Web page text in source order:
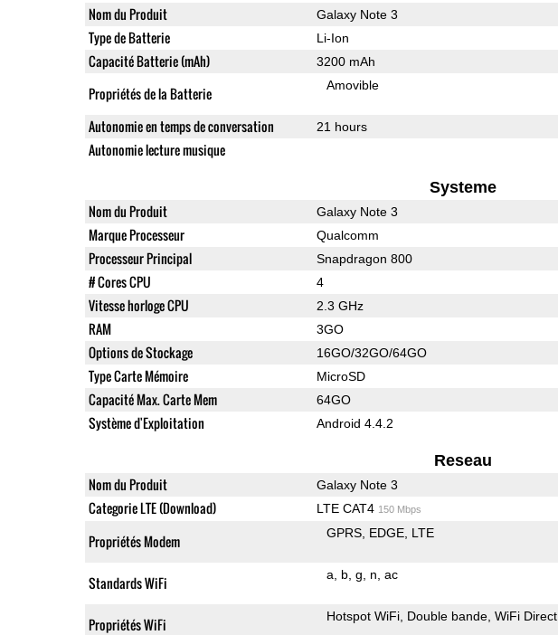
Nom du Produit Galaxy Note 3
Type de Batterie Li-Ion
Capacité Batterie (mAh) 3200 mAh
Propriétés de la Batterie Amovible
Autonomie en temps de conversation 21 hours
Autonomie lecture musique
Systeme
Nom du Produit Galaxy Note 3
Marque Processeur Qualcomm
Processeur Principal Snapdragon 800
# Cores CPU 4
Vitesse horloge CPU 2.3 GHz
RAM 3GO
Options de Stockage 16GO/32GO/64GO
Type Carte Mémoire MicroSD
Capacité Max. Carte Mem 64GO
Système d'Exploitation Android 4.4.2
Reseau
Nom du Produit Galaxy Note 3
Categorie LTE (Download) LTE CAT4 150 Mbps
Propriétés Modem GPRS EDGE LTE
Standards WiFi a b g n ac
Propriétés WiFi Hotspot WiFi Double bande WiFi Direct